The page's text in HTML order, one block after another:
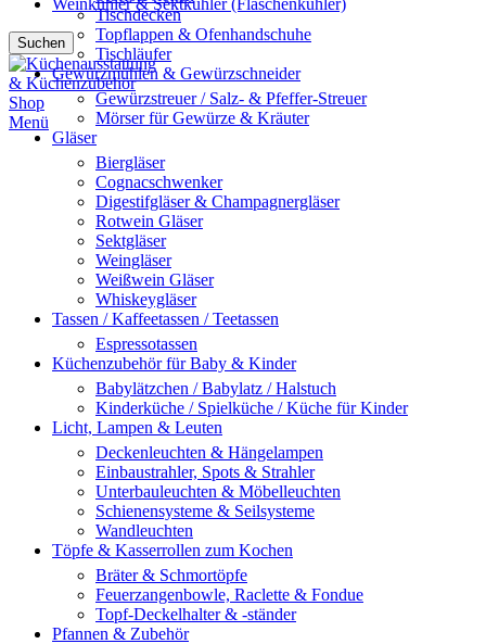
Weinkühler & Sektkühler (Flaschenkühler)
Suchen
Menü
Tischdecken
Topflappen & Ofenhandschuhe
Tischläufer
Gewürzmühlen & Gewürzschneider
Gewürzstreuer / Salz- & Pfeffer-Streuer
Mörser für Gewürze & Kräuter
Gläser
Biergläser
Cognacschwenker
Digestifgläser & Champagnergläser
Rotwein Gläser
Sektgläser
Weingläser
Weißwein Gläser
Whiskeygläser
Tassen / Kaffeetassen / Teetassen
Espressotassen
Küchenzubehör für Baby & Kinder
Babylätzchen / Babylatz / Halstuch
Kinderküche / Spielküche / Küche für Kinder
Licht, Lampen & Leuten
Deckenleuchten & Hängelampen
Einbaustrahler, Spots & Strahler
Unterbauleuchten & Möbelleuchten
Schienensysteme & Seilsysteme
Wandleuchten
Töpfe & Kasserrollen zum Kochen
Bräter & Schmortöpfe
Feuerzangenbowle, Raclette & Fondue
Topf-Deckelhalter & -ständer
Pfannen & Zubehör